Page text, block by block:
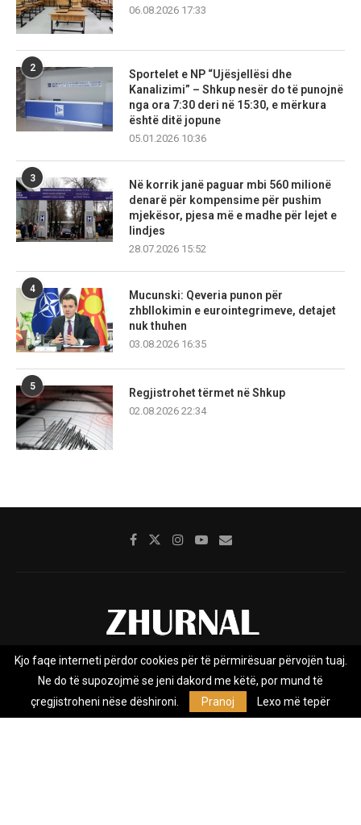
06.08.2026 17:33
2
Sportelet e NP “Ujësjellësi dhe
Kanalizimi” – Shkup nesër do të punojnë
nga ora 7:30 deri në 15:30, e mërkura
është ditë jopune
05.01.2026 10:36
3
Në korrik janë paguar mbi 560 milionë
denarë për kompensime për pushim
mjekësor, pjesa më e madhe për lejet e
lindjes
28.07.2026 15:52
4
Mucunski: Qeveria punon për
zhbllokimin e eurointegrimeve, detajet
nuk thuhen
03.08.2026 16:35
5
Regjistrohet tërmet në Shkup
02.08.2026 22:34
Rreth nesh Impresumi Marketing
Privacy Policy
Zhurnal.mk është Agjenci e Lajmeve e pavarur, e themeluar në vitin
Kjo faqe interneti përdor cookies për të përmirësuar përvojën tuaj.
Ne do të supozojmë se jeni dakord me këtë, por mund të
çregjistroheni nëse dëshironi.
Pranoj Lexo më tepër